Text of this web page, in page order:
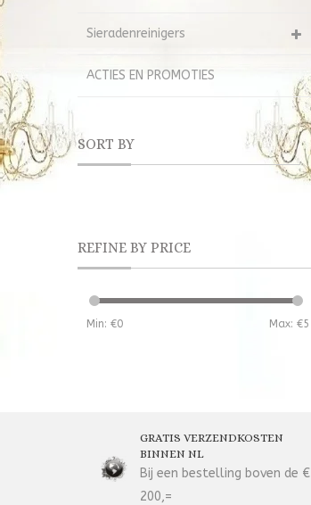
Sieradenreinigers
ACTIES EN PROMOTIES
SORT BY
REFINE BY PRICE
Min: €0 Max: €5
GRATIS VERZENDKOSTEN
BINNEN NL
Bij een bestelling boven de €
200,=